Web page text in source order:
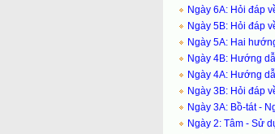
Ngày 6A: Hỏi đáp
Ngày 5B: Hỏi đáp
Ngày 5A: Hai
Ngày 4B: Hướng
Ngày 4A: Hướng
Ngày 3B: Hỏi đáp
Ngày 3A: Bồ-tát -
Ngày 2: Tâm - Sử